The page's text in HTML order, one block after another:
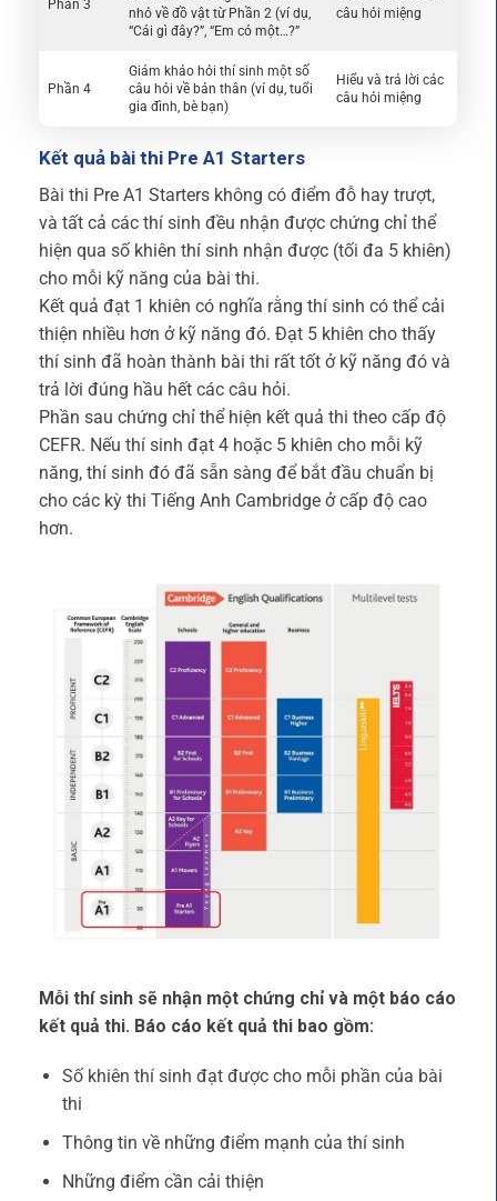
Phần 3
nhỏ về đồ vật từ Phần 2 (ví dụ,
“Cái gì đây?”, “Em có một…?”
câu hỏi miệng
Phần 4
Giám khảo hỏi thí sinh một số
câu hỏi về bản thân (ví dụ, tuổi
gia đình, bè bạn)
Hiểu và trả lời các
câu hỏi miệng
Kết quả bài thi Pre A1 Starters
Bài thi Pre A1 Starters không có điểm đỗ hay trượt,
và tất cả các thí sinh đều nhận được chứng chỉ thể
hiện qua số khiên thí sinh nhận được (tối đa 5 khiên)
cho mỗi kỹ năng của bài thi.
Kết quả đạt 1 khiên có nghĩa rằng thí sinh có thể cải
thiện nhiều hơn ở kỹ năng đó. Đạt 5 khiên cho thấy
thí sinh đã hoàn thành bài thi rất tốt ở kỹ năng đó và
trả lời đúng hầu hết các câu hỏi.
Phần sau chứng chỉ thể hiện kết quả thi theo cấp độ
CEFR. Nếu thí sinh đạt 4 hoặc 5 khiên cho mỗi kỹ
năng, thí sinh đó đã sẵn sàng để bắt đầu chuẩn bị
cho các kỳ thi Tiếng Anh Cambridge ở cấp độ cao
hơn.
Mỗi thí sinh sẽ nhận một chứng chỉ và một báo cáo
kết quả thi. Báo cáo kết quả thi bao gồm:
Số khiên thí sinh đạt được cho mỗi phần của bài
thi
Thông tin về những điểm mạnh của thí sinh
Những điểm cần cải thiện